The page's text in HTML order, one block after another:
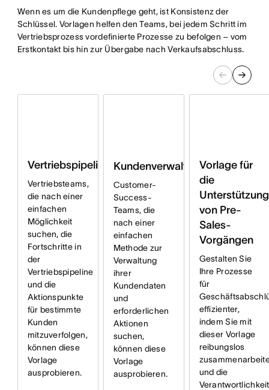
Wenn es um die Kundenpflege geht, ist Konsistenz der
Schlüssel. Vorlagen helfen den Teams, bei jedem Schritt im
Vertriebsprozess vordefinierte Prozesse zu befolgen – vom
Erstkontakt bis hin zur Übergabe nach Verkaufsabschluss.
Vertriebspipeline
Vertriebsteams,
die nach einer
einfachen
Möglichkeit
suchen, die
Fortschritte in
der
Vertriebspipeline
und die
Aktionspunkte
für bestimmte
Kunden
mitzuverfolgen,
können diese
Vorlage
ausprobieren.
Kundenverwaltung
Customer-
Success-
Teams, die
nach einer
einfachen
Methode zur
Verwaltung
ihrer
Kundendaten
und
erforderlichen
Aktionen
suchen,
können diese
Vorlage
ausprobieren.
Vorlage für
die
Unterstützung
von Pre-
Sales-
Vorgängen
Gestalten Sie
Ihre Prozesse
für
effizienter,
indem Sie mit
dieser Vorlage
reibungslos
und die